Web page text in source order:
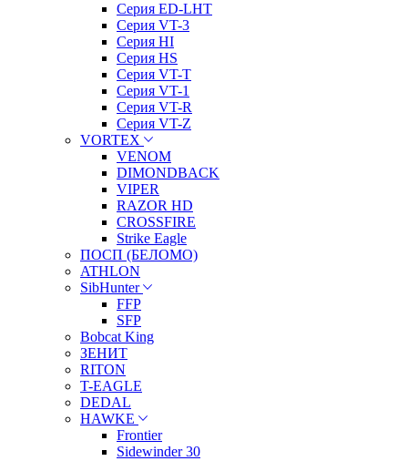
Серия ED-LHT
Серия VT-3
Серия HI
Серия HS
Серия VT-T
Серия VT-1
Серия VT-R
Серия VT-Z
VORTEX
VENOM
DIMONDBACK
VIPER
RAZOR HD
CROSSFIRE
Strike Eagle
ПОСП (БЕЛОМО)
ATHLON
SibHunter
FFP
SFP
Bobcat King
ЗЕНИТ
RITON
T-EAGLE
DEDAL
HAWKE
Frontier
Sidewinder 30